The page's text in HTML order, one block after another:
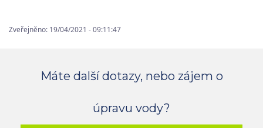
Zveřejněno: 19/04/2021 - 09:11:47
Máte další dotazy, nebo zájem o
úpravu vody?